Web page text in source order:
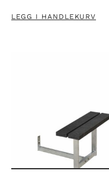
LEGG I HANDLEKURV